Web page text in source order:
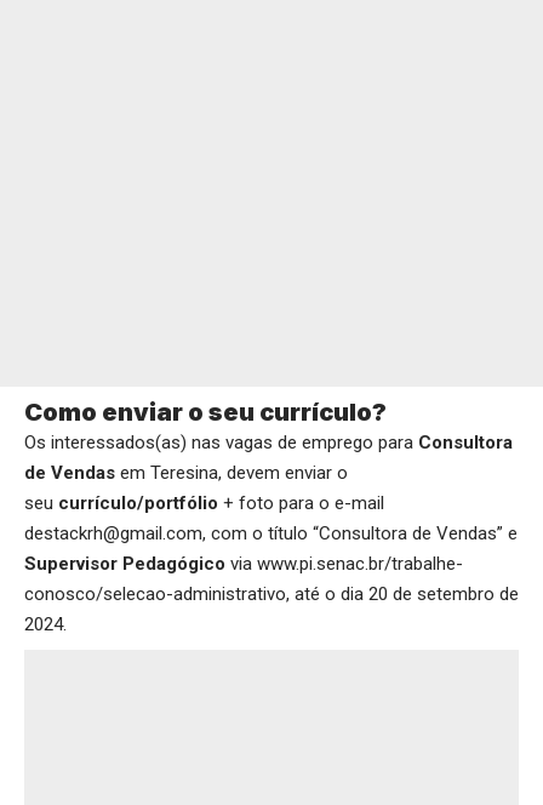
Como enviar o seu currículo?
Os interessados(as) nas vagas de emprego para Consultora
de Vendas em Teresina, devem enviar o
seu currículo/portfólio + foto para o e-mail
destackrh@gmail.com, com o título “Consultora de Vendas” e
Supervisor Pedagógico via www.pi.senac.br/trabalhe-
conosco/selecao-administrativo, até o dia 20 de setembro de
2024.